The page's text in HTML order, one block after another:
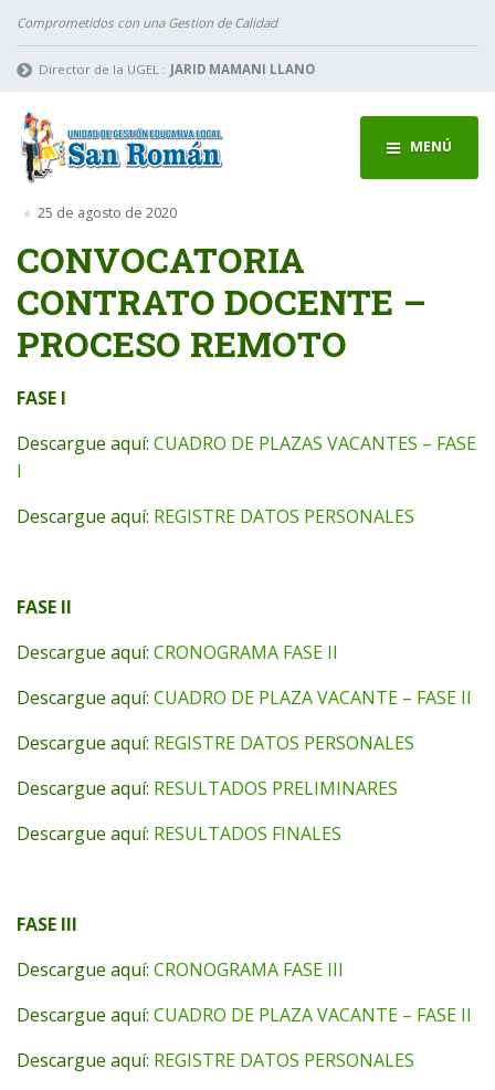
Comprometidos con una Gestion de Calidad
Director de la UGEL : JARID MAMANI LLANO
MENÚ
25 de agosto de 2020
CONVOCATORIA
CONTRATO DOCENTE –
PROCESO REMOTO
FASE I
Descargue aquí: CUADRO DE PLAZAS VACANTES – FASE
I
Descargue aquí: REGISTRE DATOS PERSONALES
FASE II
Descargue aquí: CRONOGRAMA FASE II
Descargue aquí: CUADRO DE PLAZA VACANTE – FASE II
Descargue aquí: REGISTRE DATOS PERSONALES
Descargue aquí: RESULTADOS PRELIMINARES
Descargue aquí: RESULTADOS FINALES
FASE III
Descargue aquí: CRONOGRAMA FASE III
Descargue aquí: CUADRO DE PLAZA VACANTE – FASE II
Descargue aquí: REGISTRE DATOS PERSONALES